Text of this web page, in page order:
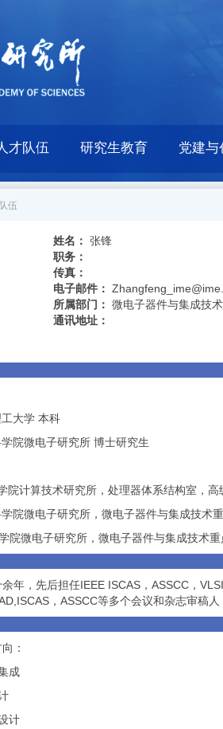
才队伍 研究生教育 党建与
伍
姓名： 张锋
职务：
传真：
电子邮件：
所属部门： 微电子器件与集成技
通讯地址：
工大学 本科
学院微电子研究所 博士研究生
院计算技术研究所，处理器体系结构室，高
学院微电子研究所，微电子器件与集成技术
院微电子研究所，微电子器件与集成技术
年，先后担任IEEE ISCAS ， ASSCC ，
， ASSCC等多个会议和杂志审稿人
：
成
计